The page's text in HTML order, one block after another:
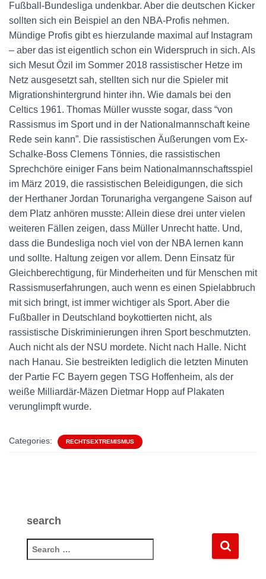
Fußball-Bundesliga undenkbar. Aber die deutschen Kicker
sollten sich ein Beispiel an den NBA-Profis nehmen.
Mündige Profis gibt es hierzulande maximal auf Instagram
– aber das ist eigentlich schon ein Widerspruch in sich. Als
sich Mesut Özil im Sommer 2018 rassistischer Hetze im
Netz ausgesetzt sah, stellten sich nur die Spieler mit
Migrationshintergrund hinter ihn. Wie damals bei den
Celtics 1961. Thomas Müller wusste sogar, dass “von
Rassismus im Sport und in der Nationalmannschaft keine
Rede sein kann”. Die rassistischen Äußerungen vom Ex-
Schalke-Boss Clemens Tönnies, die rassistischen
Sprechchöre einiger Fans beim Nationalmannschaftsspiel
im März 2019, die rassistischen Beleidigungen, die sich
der Herthaner Jordan Torunarigha vergangene Saison auf
dem Platz anhören musste: Allein diese drei unter vielen
weiteren Fällen zeigen, dass Müller Unrecht hatte. Und,
dass die Bundesliga noch viel von der NBA lernen kann
und sollte. Haltung zeigen vor allem. Denn Einsatz für
Gleichberechtigung, für Minderheiten und für Menschen mit
Rassismuserfahrungen, auch wenn es einen Spielabbruch
mit sich bringt, ist immer wichtiger als Sport. Aber die
Fußballer in Deutschland boykottierten nicht, als
rassistische Diskriminierungen ihren Sport beschmutzten.
Auch nicht als der NSU mordete. Nicht nach Halle. Nicht
nach Hanau. Sie bestreikten lediglich die letzten Minuten
der Partie FC Bayern gegen TSG Hoffenheim, als der
weiße Milliardär-Mäzen Dietmar Hopp auf Plakaten
verunglimpft wurde.
Categories: RECHTSEXTREMISMUS
search
e